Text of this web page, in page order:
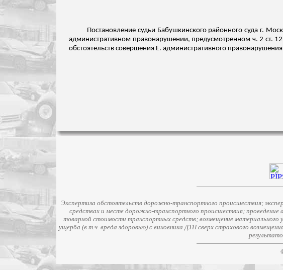
Постановление судьи Бабушкинского районного суда г.
административном правонарушении, предусмотренном ч. 2 ст.
обстоятельств совершения Е. административного
Экспертиза обстоятельств дорожно-транспортного происшествия;
средствах и месте дорожно-транспортного происшествия;
товарной стоимости транспортных средств; возмещение материального
ущерба (в т.ч. вреда здоровью) с виновника ДТП сверх страхового